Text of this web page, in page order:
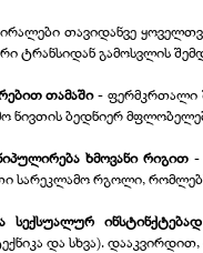
თავიდანვე
ტრანსიდან გამოსვლის
თამაში - ფერმკრთალი
ნივთის ბედნიერ
ხმოვანი რიგით -
სარეკლამო რგოლი,
სექსუალურ ინსტინქტებად
და სხვა).